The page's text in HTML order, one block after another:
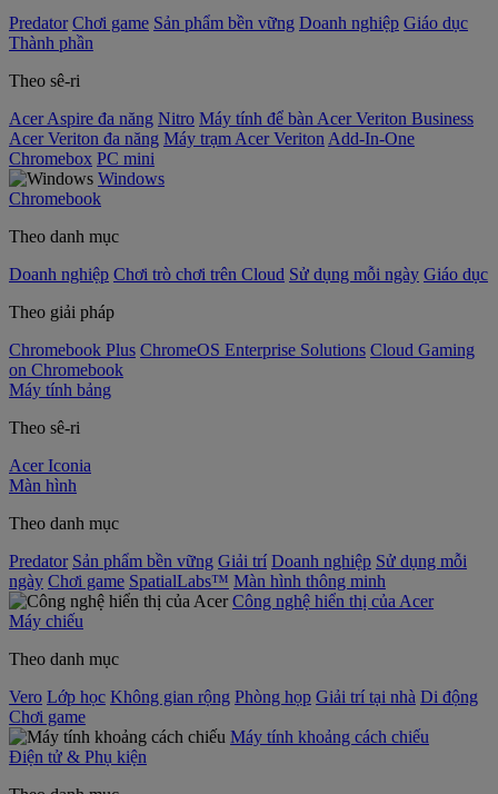
Predator Chơi game Sản phẩm bền vững Doanh nghiệp Giáo dục
Thành phần
Theo sê-ri
Acer Aspire đa năng Nitro Máy tính để bàn Acer Veriton Business
Acer Veriton đa năng Máy trạm Acer Veriton Add-In-One
Chromebox PC mini
Windows
Chromebook
Theo danh mục
Doanh nghiệp Chơi trò chơi trên Cloud Sử dụng mỗi ngày Giáo dục
Theo giải pháp
Chromebook Plus ChromeOS Enterprise Solutions Cloud Gaming
on Chromebook
Máy tính bảng
Theo sê-ri
Acer Iconia
Màn hình
Theo danh mục
Predator Sản phẩm bền vững Giải trí Doanh nghiệp Sử dụng mỗi
ngày Chơi game SpatialLabs™ Màn hình thông minh
Công nghệ hiển thị của Acer
Máy chiếu
Theo danh mục
Vero Lớp học Không gian rộng Phòng họp Giải trí tại nhà Di động
Chơi game
Máy tính khoảng cách chiếu
Điện tử & Phụ kiện